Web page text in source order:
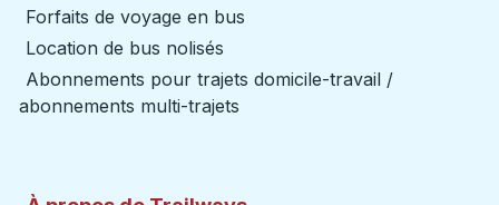
Forfaits de voyage en bus
Location de bus nolisés
Abonnements pour trajets domicile-travail /
abonnements multi-trajets